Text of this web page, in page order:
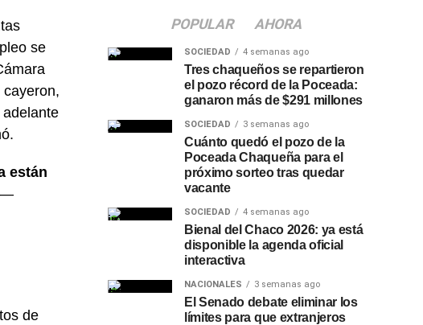
se
están
—
de
POPULAR AHORA
SOCIEDAD 4 semanas ago
Tres chaqueños se repartieron
el pozo récord de la Poceada:
ganaron más de $291 millones
SOCIEDAD 3 semanas ago
Cuánto quedó el pozo de la
Poceada Chaqueña para el
próximo sorteo tras quedar
vacante
SOCIEDAD 4 semanas ago
Bienal del Chaco 2026: ya está
disponible la agenda oficial
interactiva
NACIONALES 3 semanas ago
El Senado debate eliminar los
límites para que extranjeros